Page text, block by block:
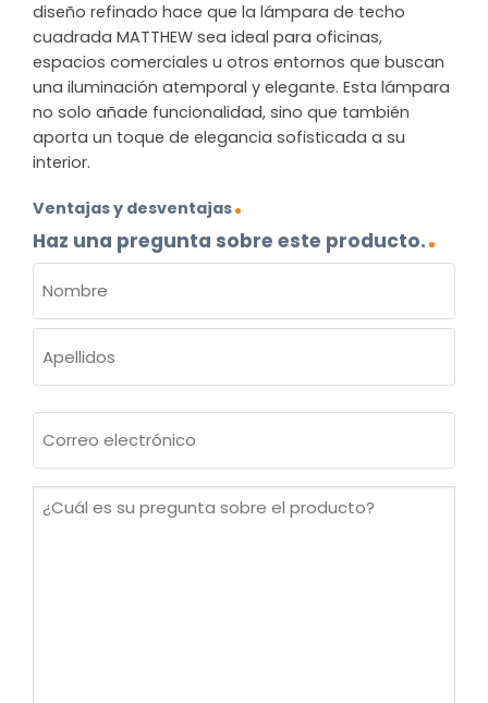
diseño refinado hace que la lámpara de techo
cuadrada MATTHEW sea ideal para oficinas,
espacios comerciales u otros entornos que buscan
una iluminación atemporal y elegante. Esta lámpara
no solo añade funcionalidad, sino que también
aporta un toque de elegancia sofisticada a su
interior.
Ventajas y desventajas
Haz una pregunta sobre este producto.
(OBLIGATORIO)
Nombre
electrónico
¿Cuál